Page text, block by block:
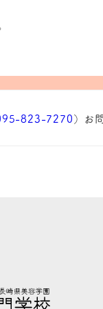
823-7270）お